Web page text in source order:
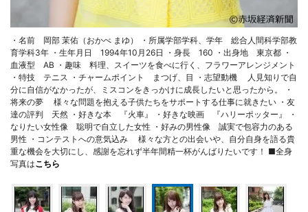
・名前 岡部 茉佑（おかべ まゆ） ・所属学部学科、学年 総合人間科学部教
育学科3年 ・生年月日 1994年10月26日 ・身長 160 ・出身地 東京都 ・
血液型 AB ・趣味 料理、スイーツを食べに行く、フラワーアレンジメント
・特技 テニス ・チャームポイント まつげ、目 ・志望動機 人見知りで自
分に自信がなかったが、ミスコンをきっかけに成長したいと思ったから。 ・
将来の夢 様々な問題を抱える子供たちをサポートする仕事に就きたい ・友
達の評判 天然 ・好きな本 『火車』 ・好きな映画 『ハリーポッター』 ・
なりたい女性像 聡明で自立した女性 ・好みの男性像 誠実で包容力のある
男性 ・コンテストへの意気込み 様々な方との出会いや、自分自身を語る貴
重な機会を大切にし、感謝を忘れず半年間精一杯がんばりたいです！ ■全身
写真はこちら